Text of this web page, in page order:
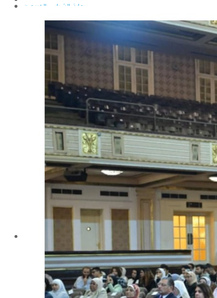
رعاية الشباب والخريجون
رعاية الشباب
الخدمات التى تقدمها الإدارة
كيفية مشاركة الطالب فى النشاط
مستشارى لجان الإتحاد
تليفونات تهمك
الجوائز والمراكز خلال العام الجامعى 2019-2020
الأنشطة الطلابية
2016-2017
2017-2018
2019-2020
2020-2021
الخريجون
ملتقى الخريجين
خريجى الكلية
المستندات المطلوبة لاستخراج شهادات التخرج
الأقسام العلمية
الإجتماع الريفي والإرشاد الزراعي
الأراضى
الإقتصاد الزراعى